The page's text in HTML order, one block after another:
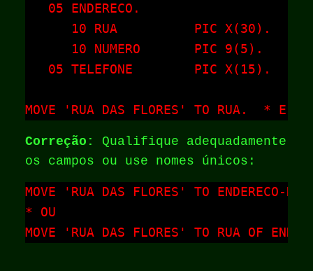
   05 ENDERECO.
      10 RUA          PIC X(30).
      10 NUMERO       PIC 9(5).
   05 TELEFONE        PIC X(15).
MOVE 'RUA DAS FLORES' TO RUA.  *
Correção:
Qualifique adequadamente
os campos ou use nomes únicos:
MOVE 'RUA DAS FLORES' TO ENDERECO-
* OU
MOVE 'RUA DAS FLORES' TO RUA OF